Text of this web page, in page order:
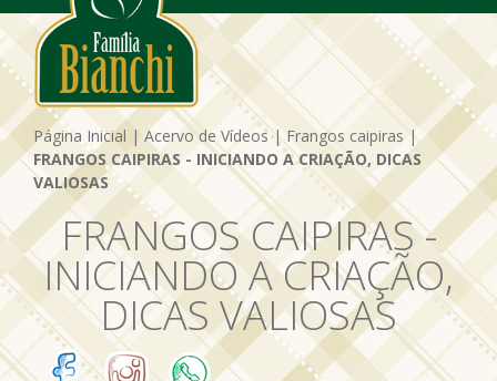
Página Inicial | Acervo de Vídeos|Frangos caipiras|
FRANGOS CAIPIRAS - INICIANDO A CRIAÇÃO, DICAS
VALIOSAS
FRANGOS CAIPIRAS -
INICIANDO A CRIAÇÃO,
DICAS VALIOSAS